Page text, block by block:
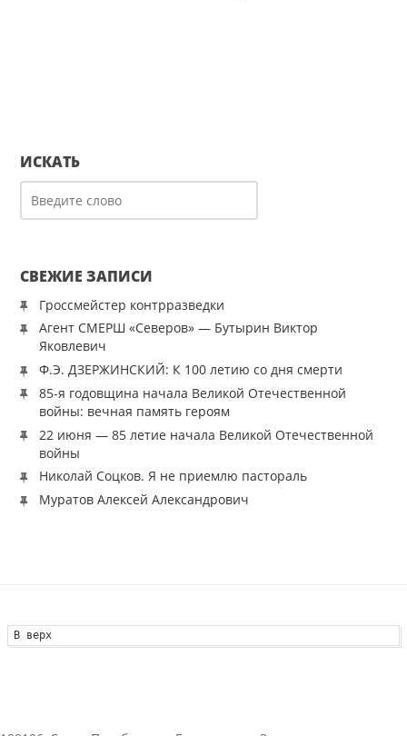
ИСКАТЬ
СВЕЖИЕ ЗАПИСИ
Гроссмейстер контрразведки
Агент СМЕРШ «Северов» — Бутырин Виктор
Яковлевич
Ф.Э. ДЗЕРЖИНСКИЙ: К 100 летию со дня смерти
85-я годовщина начала Великой Отечественной
войны: вечная память героям
22 июня — 85 летие начала Великой Отечественной
войны
Николай Соцков. Я не приемлю пастораль
Муратов Алексей Александрович
В верх